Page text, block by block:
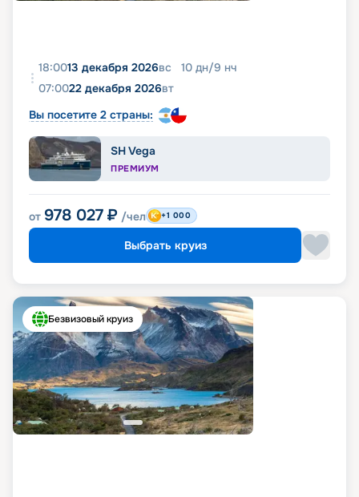
18:0013 декабря 2026вс 10 дн/9 нч
07:0022 декабря 2026вт
Вы посетите 2 страны:
SH Vega
ПРЕМИУМ
от 978 027 ₽ /чел +1 000
Выбрать круиз
Безвизовый круиз